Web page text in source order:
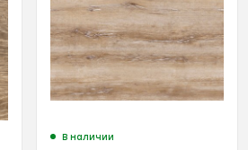
В наличии